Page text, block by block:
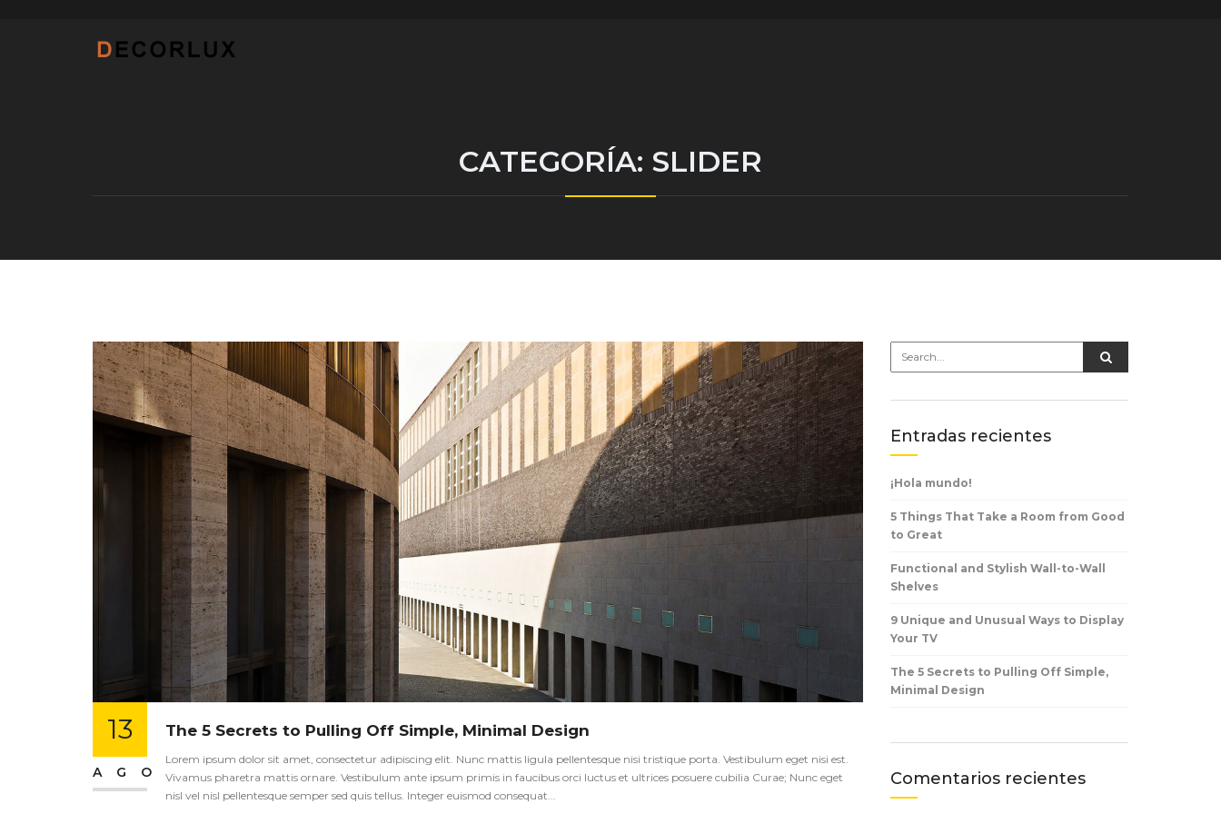
CATEGORÍA: SLIDER
13
AGO
The 5 Secrets to Pulling Off Simple, Minimal Design
Lorem ipsum dolor sit amet, consectetur adipiscing elit. Nunc mattis ligula pellentesque nisi tristique porta. Vestibulum eget nisi est.
Vivamus pharetra mattis ornare. Vestibulum ante ipsum primis in faucibus orci luctus et ultrices posuere cubilia Curae; Nunc eget
nisl vel nisl pellentesque semper sed quis tellus. Integer euismod consequat...
Entradas recientes
¡Hola mundo!
5 Things That Take a Room from Good
to Great
Functional and Stylish Wall-to-Wall
Shelves
9 Unique and Unusual Ways to Display
Your TV
The 5 Secrets to Pulling Off Simple,
Minimal Design
Comentarios recientes